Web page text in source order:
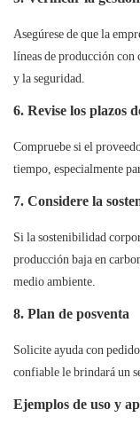
Asegúrese de que la
líneas de producción
y la seguridad.
6. Revise los plazos
Compruebe si el
tiempo, especialmente
7. Considere la
Si la sostenibilidad
producción baja en
medio ambiente.
8. Plan de posventa
Solicite ayuda con
confiable le brindará un
Ejemplos de uso y